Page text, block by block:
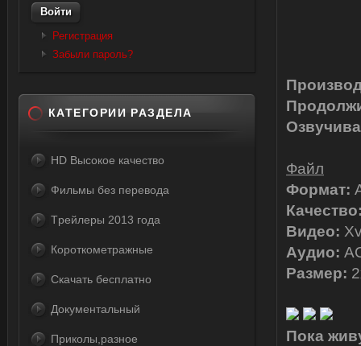
Файл
Формат:
Видео:
Аудио:
Размер:
Пока
Регистрация
Забыли пароль?
КАТЕГОРИИ РАЗДЕЛА
HD Высокое качество
Фильмы без перевода
Tрейлеры 2013 года
Короткометражные
Скачать бесплатно
Документальный
Приколы,разное